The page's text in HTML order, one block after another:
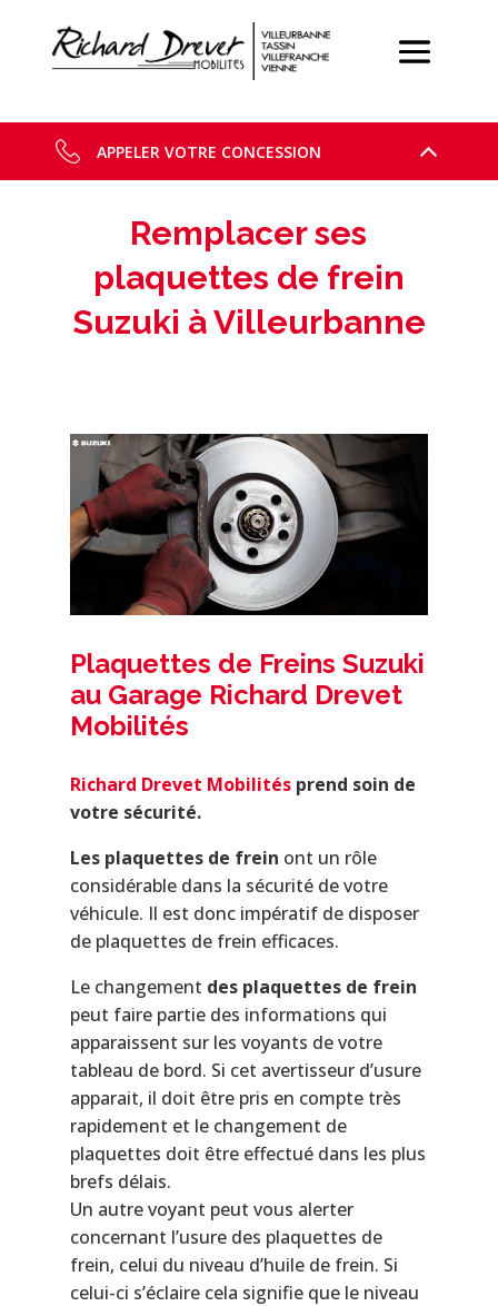
APPELER VOTRE CONCESSION
Remplacer ses
plaquettes de frein
Suzuki à Villeurbanne
Plaquettes de Freins Suzuki
au Garage Richard Drevet
Mobilités
Richard Drevet Mobilitésprend soin de
votre sécurité.
Les plaquettes de frein ont un rôle
considérable dans la sécurité de votre
véhicule. Il est donc impératif de disposer
de plaquettes de frein efficaces.
Le changement des plaquettes de frein
peut faire partie des informations qui
apparaissent sur les voyants de votre
tableau de bord. Si cet avertisseur d’usure
apparait, il doit être pris en compte très
rapidement et le changement de
plaquettes doit être effectué dans les plus
brefs délais.
Un autre voyant peut vous alerter
concernant l’usure des plaquettes de
frein, celui du niveau d’huile de frein. Si
celui-ci s’éclaire cela signifie que le niveau